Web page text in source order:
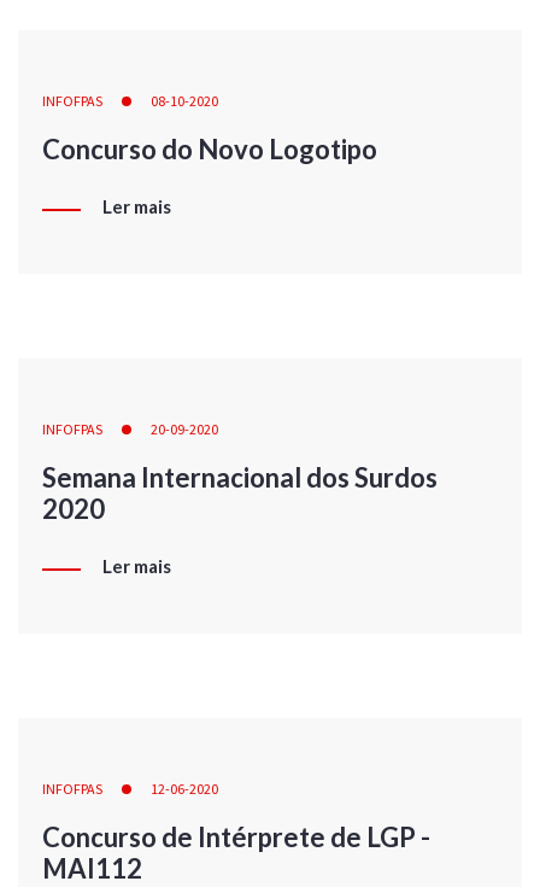
INFOFPAS 08-10-2020
Concurso do Novo Logotipo
Ler mais
INFOFPAS 20-09-2020
Semana Internacional dos Surdos
2020
Ler mais
INFOFPAS 12-06-2020
Concurso de Intérprete de LGP -
MAI112